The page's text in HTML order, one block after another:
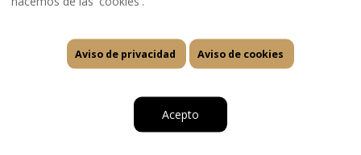
MÉXICO
Aviso de privacidad Aviso de cookies
Acepto